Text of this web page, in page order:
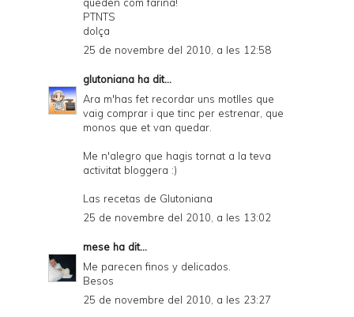
PTNTS
dolça
25 de novembre del 2010, a les 12:58
glutoniana ha dit...
Ara m'has fet recordar uns motlles que
vaig comprar i que tinc per estrenar, que
monos que et van quedar.
Me n'alegro que hagis tornat a la teva
activitat bloggera :)
Las recetas de Glutoniana
25 de novembre del 2010, a les 13:02
mese ha dit...
Me parecen finos y delicados.
Besos
25 de novembre del 2010, a les 23:27